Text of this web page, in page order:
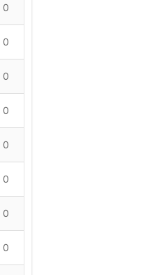
0
0
0
0
0
0
0
0